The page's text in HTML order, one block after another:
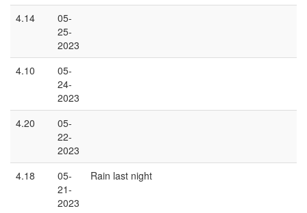
4.14
05-
25-
2023
4.10
05-
24-
2023
4.20
05-
22-
2023
4.18
05-
21-
2023
Rain last night